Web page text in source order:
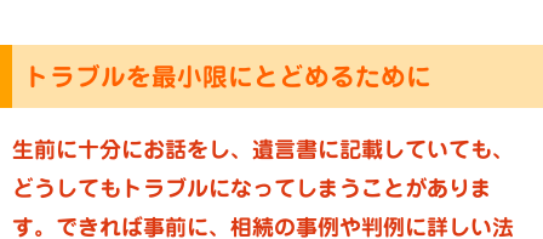
トラブルを最小限にとどめるために
生前に十分にお話をし、遺言書に記載していても、
どうしてもトラブルになってしまうことがありま
す。 できれば事前に、相続の事例や判例に詳しい法